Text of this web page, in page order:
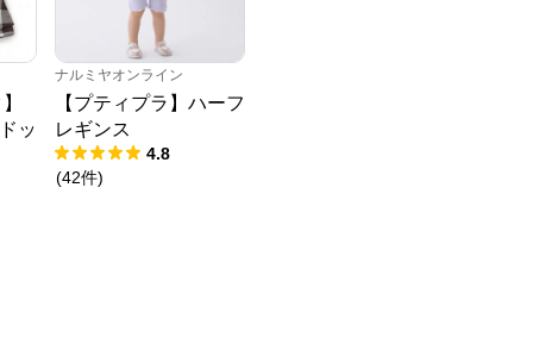
ッ
ナルミヤオンライン
【プティプラ】ハーフ
レギンス
4.8
(42件)